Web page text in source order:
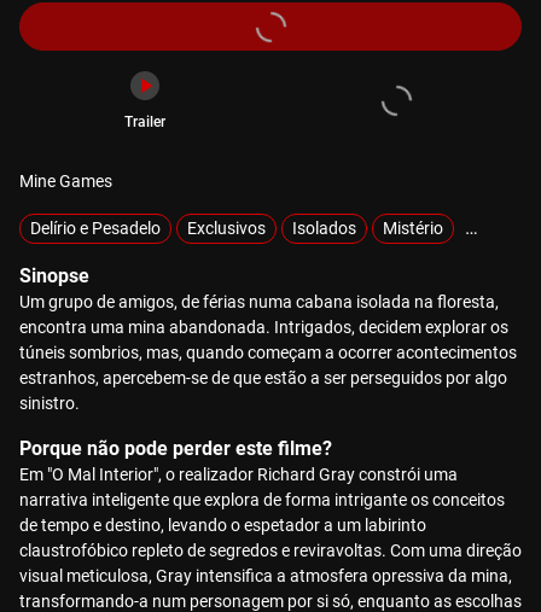
Trailer
Mine Games
Delírio e Pesadelo Exclusivos Isolados Mistério
Sinopse
Um grupo de amigos, de férias numa cabana isolada na floresta,
encontra uma mina abandonada. Intrigados, decidem explorar os
túneis sombrios, mas, quando começam a ocorrer acontecimentos
estranhos, apercebem-se de que estão a ser perseguidos por algo
sinistro.
Porque não pode perder este filme?
Em "O Mal Interior", o realizador Richard Gray constrói uma
narrativa inteligente que explora de forma intrigante os conceitos
de tempo e destino, levando o espetador a um labirinto
claustrofóbico repleto de segredos e reviravoltas. Com uma direção
visual meticulosa, Gray intensifica a atmosfera opressiva da mina,
transformando-a num personagem por si só, enquanto as escolhas